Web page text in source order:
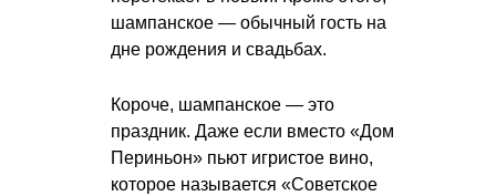
шампанское — обычный гость на
дне рождения и свадьбах.
Короче, шампанское — это
праздник. Даже если вместо «Дом
Периньон» пьют игристое вино,
которое называется «Советское